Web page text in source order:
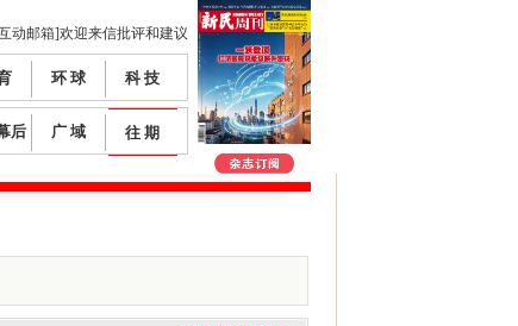
动邮箱]欢迎来信批评和建议
环 球 科 技
后 广 域 往 期